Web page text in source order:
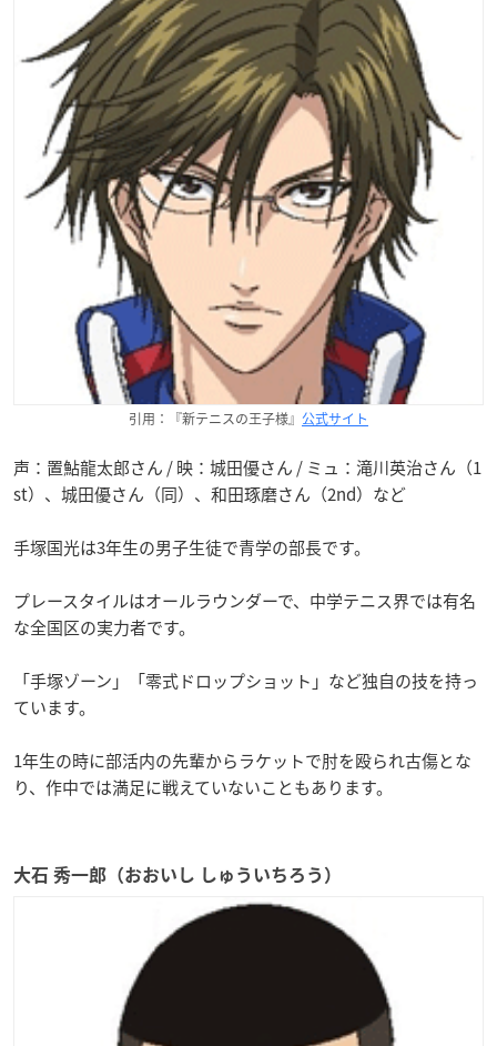
引用：『新テニスの王子様』 公式サイト
声：置鮎龍太郎さん / 映：城田優さん / ミュ：滝川英治さん（1
st）、城田優さん（同）、和田琢磨さん（2nd）など
手塚国光は3年生の男子生徒で青学の部長です。
プレースタイルはオールラウンダーで、中学テニス界では有名
な全国区の実力者です。
「手塚ゾーン」「零式ドロップショット」など独自の技を持っ
ています。
1年生の時に部活内の先輩からラケットで肘を殴られ古傷とな
り、作中では満足に戦えていないこともあります。
大石 秀一郎（おおいし しゅういちろう）